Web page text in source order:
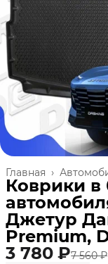
Главная ›
Коврики в
Джетур
Premium,
3 780 ₽7 560 ₽